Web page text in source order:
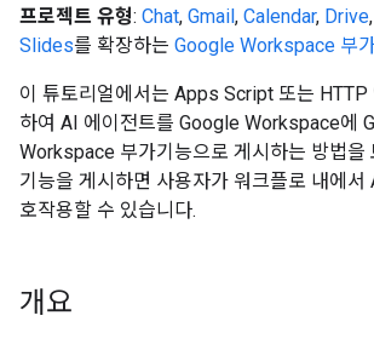
프로젝트 유형: Chat, Gmail, Calendar, Drive,
Slides를 확장하는 Google Workspace 부
이 튜토리얼에서는 Apps Script 또는 HTTP
하여 AI 에이전트를 Google Workspace에
Workspace 부가기능으로 게시하는 방법을
기능을 게시하면 사용자가 워크플로 내에서
호작용할 수 있습니다.
개요